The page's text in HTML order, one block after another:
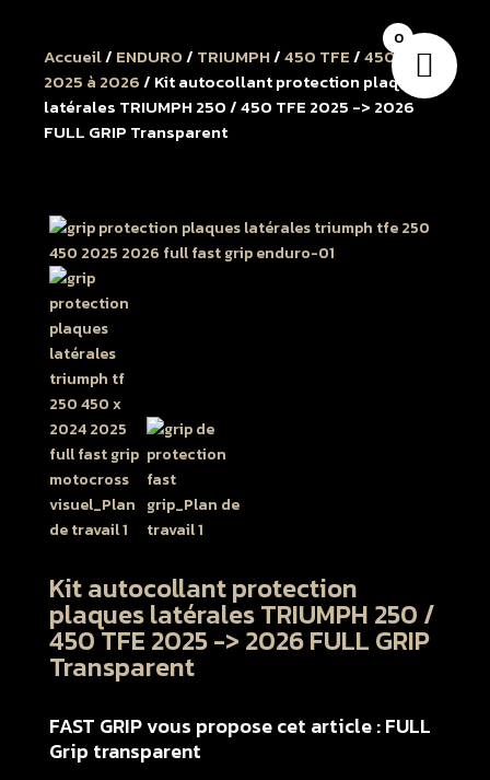
Accueil/ ENDURO/ TRIUMPH/450 TFE/450 TFE
2025 à 2026/ Kit autocollant protection plaques
latérales TRIUMPH 250 / 450 TFE 2025 -> 2026
FULL GRIP Transparent
Kit autocollant protection
plaques latérales TRIUMPH 250 /
450 TFE 2025 -> 2026 FULL GRIP
Transparent
FAST GRIP vous propose cet article : FULL
Grip transparent
0